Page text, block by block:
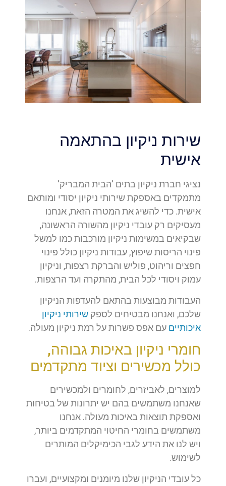
שירות ניקיון בהתאמה
אישית
נציגי חברת ניקיון בתים 'הבית המבריק'
מתמקדים באספקת שירותי ניקיון יסודי ומותאם
אישית. כדי להשיג את המטרה הזאת, אנחנו
מעסיקים רק עובדי ניקיון מהשורה הראשונה,
שבקיאים במשימות ניקיון מורכבות כמו למשל
פינוי הריסות שיפוץ, עבודות ניקיון כולל פינוי
חפצים וריהוט, פוליש והברקת רצפות, וניקיון
עמוק ויסודי לכל הבית, מהתקרה ועד הרצפות.
העבודות מבוצעות בהתאם להעדפות הניקיון
שלכם, ואנחנו מבטיחים לספק שירותי ניקיון
איכותיים עם אפס פשרות על רמת ניקיון מעולה.
חומרי ניקיון באיכות גבוהה,
כולל מכשירים וציוד מתקדמים
למוצרים, לאביזרים, לחומרים ולמכשירים
שאנחנו משתמשים בהם יש יתרונות של בטיחות
ואספקת תוצאות באיכות מעולה. אנחנו
משתמשים בחומרי החיטוי המתקדמים ביותר,
ויש לנו את הידע לגבי הכימיקלים המותרים
לשימוש.
כל עובדי הניקיון שלנו מיומנים ומקצועיים, ועברו